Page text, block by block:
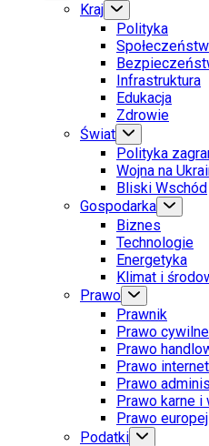
Kraj
Polityka
Infrastruktura
Edukacja
Zdrowie
Świat
Polityka
Wojna na
Bliski Wschód
Gospodarka
Biznes
Technologie
Energetyka
Klimat i
Prawo
Prawnik
Prawo cywilne
Prawo
Prawo
Prawo
Prawo karne
Prawo
Podatki